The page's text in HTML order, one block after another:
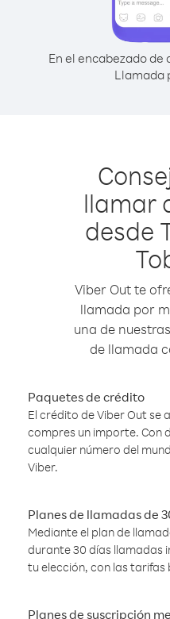
En el encabezado
Llamada
llamar
desde
Viber Out te
llamada por
una de
de llamada
Paquetes de crédito
El crédito de Viber Out se
compres un importe. Con
cualquier número del
Viber.
Planes de llamadas de
Mediante el plan de
durante 30 días llamadas
tu elección, con las tarifas
Planes de suscripción